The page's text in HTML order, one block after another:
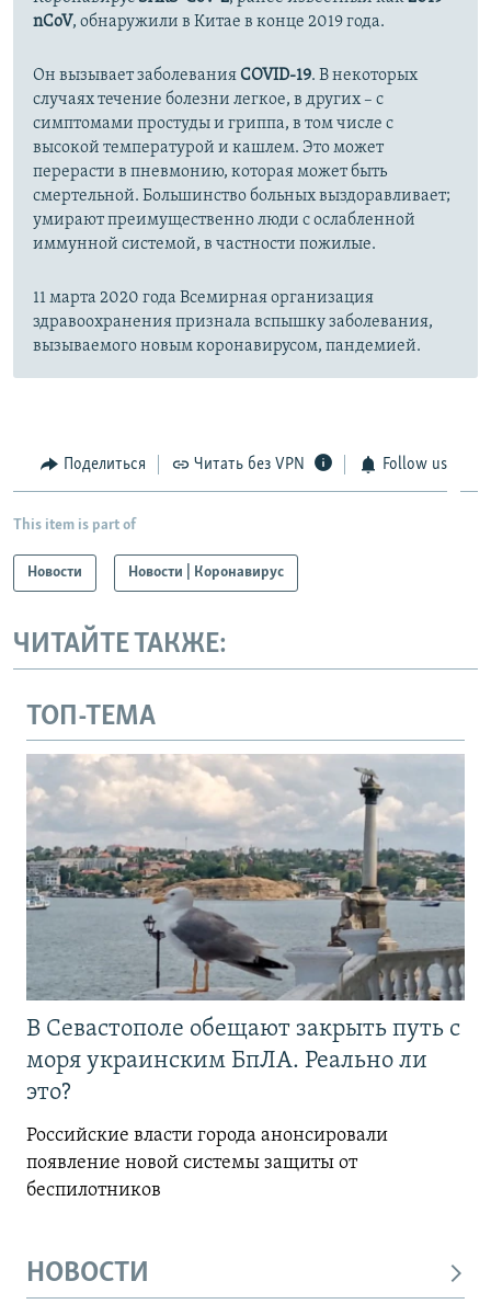
nCoV, обнаружили в Китае в конце 2019 года.
Он вызывает заболеванияCOVID-19. В некоторых
случаях течение болезни легкое, в других – с
симптомами простуды и гриппа, в том числе с
высокой температурой и кашлем. Это может
перерасти в пневмонию, которая может быть
смертельной. Большинство больных выздоравливает;
умирают преимущественно люди с ослабленной
иммунной системой, в частности пожилые.
11 марта 2020 года Всемирная организация
здравоохранения признала вспышку заболевания,
вызываемого новым коронавирусом, пандемией.
Поделиться Читать без VPN Follow us
This item is part of
Новости Новости | Коронавирус
ЧИТАЙТЕ ТАКЖЕ:
ТОП-ТЕМА
В Севастополе обещают закрыть путь с
моря украинским БпЛА. Реально ли
это?
Российские власти города анонсировали
появление новой системы защиты от
беспилотников
НОВОСТИ